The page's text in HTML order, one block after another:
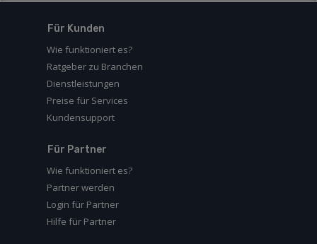
Für Kunden
Wie funktioniert es?
Ratgeber zu Branchen
Dienstleistungen
Preise für Services
Kundensupport
Für Partner
Wie funktioniert es?
Partner werden
Login für Partner
Hilfe für Partner